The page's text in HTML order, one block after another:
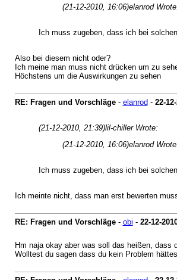
(21-12-2010, 16:06)elanrod
Ich muss zugeben, dass ich bei
Also bei diesem nicht oder?
Ich meine man muss nicht drücken um zu
Höchstens um die Auswirkungen zu sehen
RE: Fragen und Vorschläge- elanrod - 22-
(21-12-2010, 21:39)lil-chiller Wrote:
(21-12-2010, 16:06)elanrod
Ich muss zugeben, dass ich bei
Ich meinte nicht, dass man erst bewerten
RE: Fragen und Vorschläge- obi - 22-12-
Hm naja okay aber was soll das heißen, dass
Wolltest du sagen dass du kein Problem